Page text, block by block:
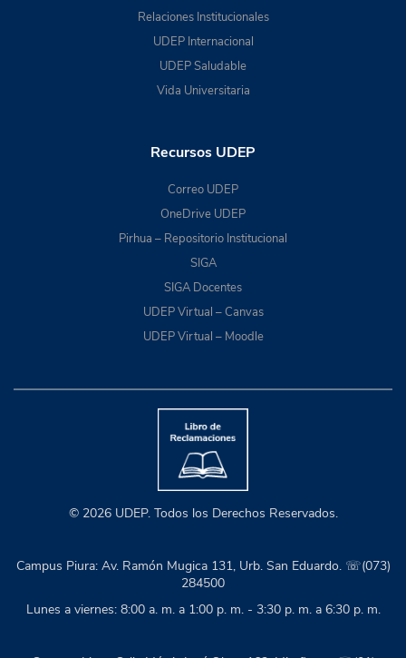
Relaciones Institucionales
UDEP Internacional
UDEP Saludable
Vida Universitaria
Recursos UDEP
Correo UDEP
OneDrive UDEP
Pirhua – Repositorio Institucional
SIGA
SIGA Docentes
UDEP Virtual – Canvas
UDEP Virtual – Moodle
© 2026 UDEP. Todos los Derechos Reservados.
Campus Piura: Av. Ramón Mugica 131, Urb. San Eduardo. ☏(073)
284500
Lunes a viernes: 8:00 a. m. a 1:00 p. m. - 3:30 p. m. a 6:30 p. m.